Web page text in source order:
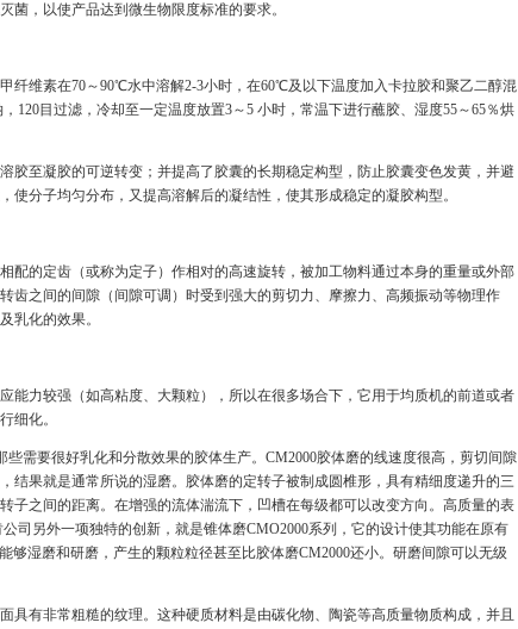
菌，以使产品达到微生物限度标准的要求。
纤维素在70～90℃水中溶解2-3小时，在60℃及以下温度加入卡拉胶和聚乙二醇混
120目过滤，冷却至一定温度放置3～5 小时，常温下进行蘸胶、湿度55～65％烘
胶至凝胶的可逆转变；并提高了胶囊的长期稳定构型，防止胶囊变色发黄，并避
分子均匀分布，又提高溶解后的凝结性，使其形成稳定的凝胶构型。
配的定齿（或称为定子）作相对的高速旋转，被加工物料通过本身的重量或外部
齿之间的间隙（间隙可调）时受到强大的剪切力、摩擦力、高频振动等物理作
乳化的效果。
能力较强（如高粘度、大颗粒），所以在很多场合下，它用于均质机的前道或者
细化。
需要很好乳化和分散效果的胶体生产。CM2000胶体磨的线速度很高，剪切间隙
结果就是通常所说的湿磨。胶体磨的定转子被制成圆椎形，具有精细度递升的三
子之间的距离。在增强的流体湍流下，凹槽在每级都可以改变方向。高质量的表
另外一项独特的创新，就是锥体磨CMO2000系列，它的设计使其功能在原有
够湿磨和研磨，产生的颗粒粒径甚至比胶体磨CM2000还小。研磨间隙可以无级
具有非常粗糙的纹理。这种硬质材料是由碳化物、陶瓷等高质量物质构成，并且